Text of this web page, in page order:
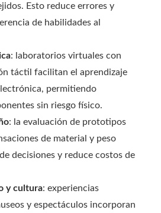
Esto reduce errores y
de habilidades al
: laboratorios virtuales con
táctil facilitan el aprendizaje
permitiendo
sin riesgo físico.
: la evaluación de prototipos
de material y peso
decisiones y reduce costos de
y cultura: experiencias
y espectáculos incorporan